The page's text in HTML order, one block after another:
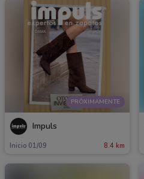
PRÓXIMAMENTE
Impuls
Inicio 01/09 8.4 km